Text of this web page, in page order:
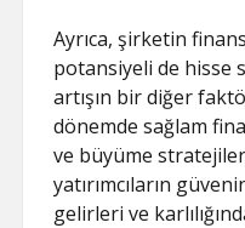
Ayrıca, şirketin
potansiyeli de hisse
artışın bir diğer
dönemde sağlam
ve büyüme
yatırımcıların
gelirleri ve